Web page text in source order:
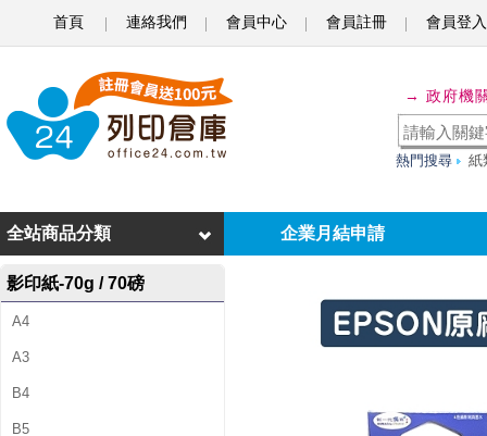
首頁 連絡我們 會員中心 會員註冊 會員登入
S
N
T
1
8
8
→ 政府機
熱門搜尋 紙
企業月結申請
全站商品分類
影印紙-70g / 70磅
A4
A3
B4
B5